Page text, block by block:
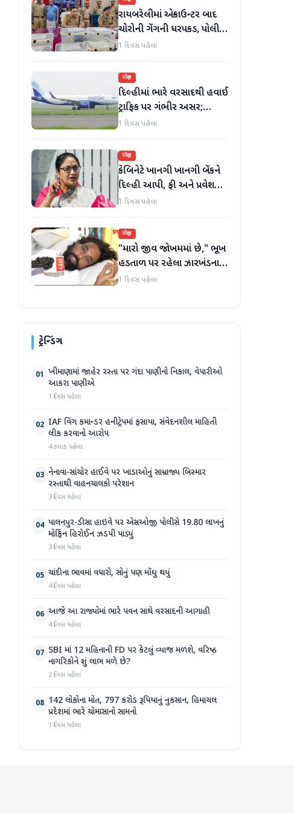
રાયબરેલીમાં એન્કાઉન્ટર બાદ
ચોરોની ગેંગની ધરપકડ, પોલીસે
12.4 કિલો ચાંદીના દાગીના
1 દિવસ પહેલા
રાષ્ટ્રીય
દિલ્હીમાં ભારે વરસાદથી હવાઈ
ટ્રાફિક પર ગંભીર અસર;
ઈન્ડિગોએ મુસાફરો માટે
1 દિવસ પહેલા
રાષ્ટ્રીય
કેબિનેટે ખાનગી ખાનગી બેંકને
દિલ્હી આપી, ફી અને પ્રવેશ
માટે નવા નિયમો વિશે જાણો
1 દિવસ પહેલા
રાષ્ટ્રીય
"મારો જીવ જોખમમાં છે," ભૂખ
હડતાળ પર રહેલા ઝારખંડના
વિદ્યાર્થી નેતા દેવેન્દ્ર નાથ
1 દિવસ પહેલા
ટ્રેન્ડિંગ
01 ખીમાણામાં જાહેર રસ્તા પર ગંદા પાણીનો નિકાલ, વેપારીઓ
આકરા પાણીએ
1 દિવસ પહેલા
02 IAF વિંગ કમાન્ડર હનીટ્રેપમાં ફસાયા, સંવેદનશીલ માહિતી
લીક કરવાનો આરોપ
4 કલાક પહેલા
03 નેનાવા-સાંચોર હાઈવે પર ખાડાઓનું સામ્રાજ્ય બિસ્માર
રસ્તાથી વાહનચાલકો પરેશાન
3 દિવસ પહેલા
04 પાલનપુર-ડીસા હાઇવે પર એસઓજી પોલીસે 19.80 લાખનું
મોર્ફિન હિરોઈન ઝડપી પાડ્યું
3 દિવસ પહેલા
05 ચાંદીના ભાવમાં વધારો, સોનું પણ મોંઘુ થયું
4 દિવસ પહેલા
06 આજે આ રાજ્યોમાં ભારે પવન સાથે વરસાદની આગાહી
4 દિવસ પહેલા
07 SBI માં 12 મહિનાની FD પર કેટલું વ્યાજ મળશે, વરિષ્ઠ
નાગરિકોને શું લાભ મળે છે?
2 દિવસ પહેલા
08 142 લોકોના મોત, 797 કરોડ રૂપિયાનું નુકસાન, હિમાચલ
પ્રદેશમાં ભારે ચોમાસાનો સામનો
1 દિવસ પહેલા